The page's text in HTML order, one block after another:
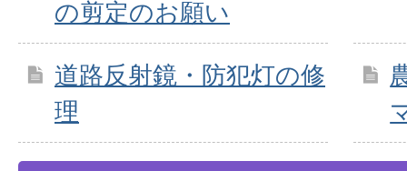
の剪定のお願い
道路反射鏡・防犯灯の修
理